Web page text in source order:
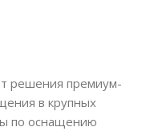
решения премиум-
в крупных
по оснащению